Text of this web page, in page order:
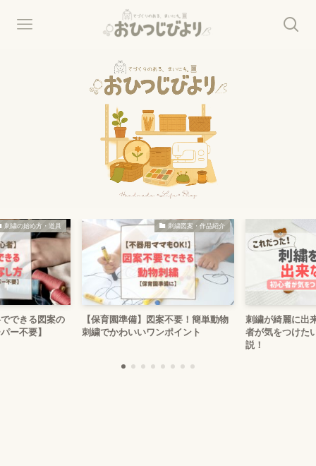
の始め方・道具
きる図案の
不要】
刺繍図案・作品紹介
【保育園準備】図案不要！簡単動物
刺繍でかわいいワンポイント
刺繍が綺麗に出来
者が気をつけたい
説！